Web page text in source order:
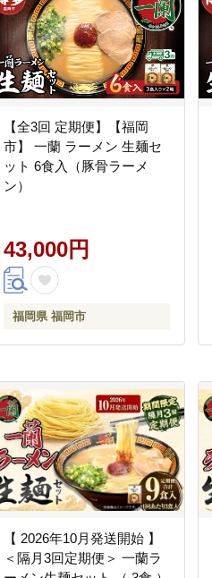
【全3回 定期便】【福岡
市】 一蘭 ラーメン 生麺セ
ット 6食入（豚骨ラーメ
ン）
43,000円
福岡県 福岡市
【 2026年10月発送開始 】
＜隔月3回定期便＞ 一蘭ラ